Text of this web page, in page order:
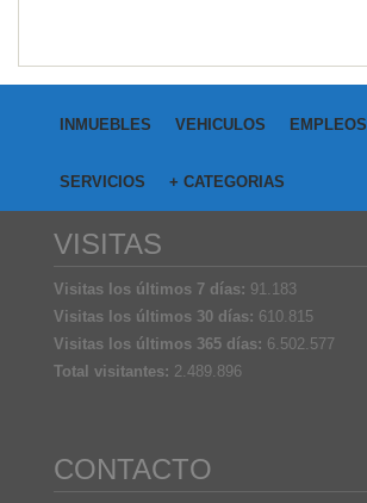
INMUEBLES VEHICULOS EMPLEOS
SERVICIOS + CATEGORIAS
VISITAS
Visitas los últimos 7 días: 91.183
Visitas los últimos 30 días: 610.815
Visitas los últimos 365 días: 6.502.577
Total visitantes: 2.489.896
CONTACTO